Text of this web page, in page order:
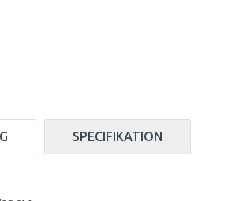
SPECIFIKATION